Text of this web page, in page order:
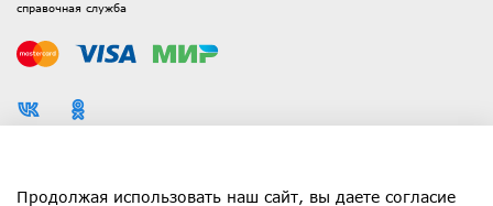
Каталог
справочная служба
Продолжая использовать наш сайт, вы даете согласие